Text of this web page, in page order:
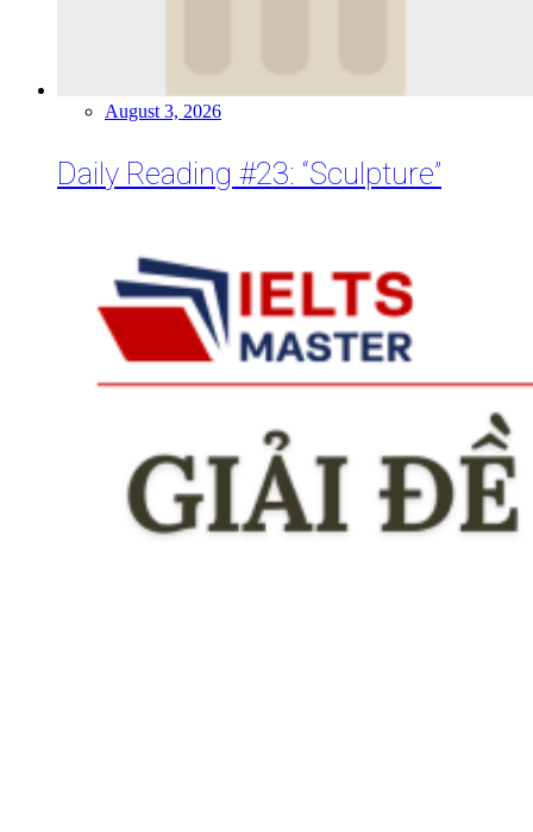
August 3, 2026
Daily Reading #23: “Sculpture”